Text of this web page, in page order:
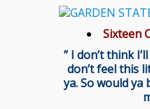
Sixteen
” I don’t think
don’t feel this
ya. So would ya